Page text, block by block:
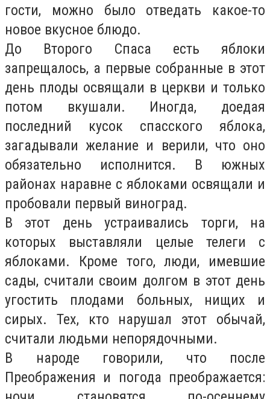
гости, можно было отведать какое-то
новое вкусное блюдо.
До Второго Спаса есть яблоки
запрещалось, а первые собранные в этот
день плоды освящали в церкви и только
потом вкушали. Иногда, доедая
последний кусок спасского яблока,
загадывали желание и верили, что оно
обязательно исполнится. В южных
районах наравне с яблоками освящали и
пробовали первый виноград.
В этот день устраивались торги, на
которых выставляли целые телеги с
яблоками. Кроме того, люди, имевшие
сады, считали своим долгом в этот день
угостить плодами больных, нищих и
сирых. Тех, кто нарушал этот обычай,
считали людьми непорядочными.
В народе говорили, что после
Преображения и погода преображается: